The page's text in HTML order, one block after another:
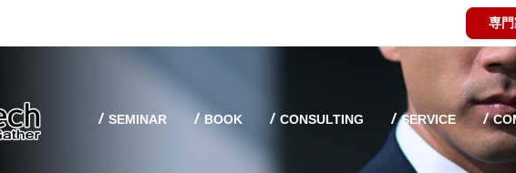
専
SEMINAR BOOK CONSULTING SERVICE